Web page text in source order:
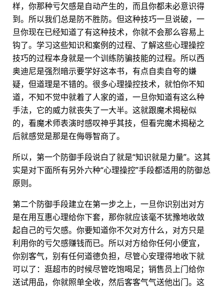
样，你那种亏欠感是自动产生的，而且你都未必意识得
到。所以我们总是防不胜防。但这种技巧一旦说破，一
旦你现在已经知道了有这种技术，你就不会那么容易上
钩了。学习这些知识和案例的过程、了解这些心理操控
技巧的过程本身就是一个训练防骗技能的过程。所以西
奥迪尼是强烈暗示要学好这本书，有点自卖自夸的嫌
疑，但道理是不错的。很多心理操控技术，就怕你不知
道，不知不觉中就着了人家的道，一旦你知道有这么种
手法，它的威力就丧失了一大半。这就跟魔术揭秘似
的，看魔术师表演时感叹神乎其技，但看完魔术揭秘之
后就感觉是那是在侮辱智商了。
所以，第一个防御手段说白了就是“知识就是力量”。这其
实是对下面所有另外六种“心理操控”手段都适用的防御总
原则。
第二个防御手段建立在第一步之上，一旦你识别出对方
是在用互惠心理给你下套，那你就应该毫不犹豫地收敛
起自己的亏欠感。你要知道你不欠对方什么，对方只是
利用你的亏欠感赚钱而已。所以对方给你任何小便宜，
你别客气，别有任何道德负担，尽管心安理得地收下就
可以了：逛超市的时候尽管吃饱喝足；销售员上门给你
送试用品，你就照单全收，然后客客气气送他出门。这